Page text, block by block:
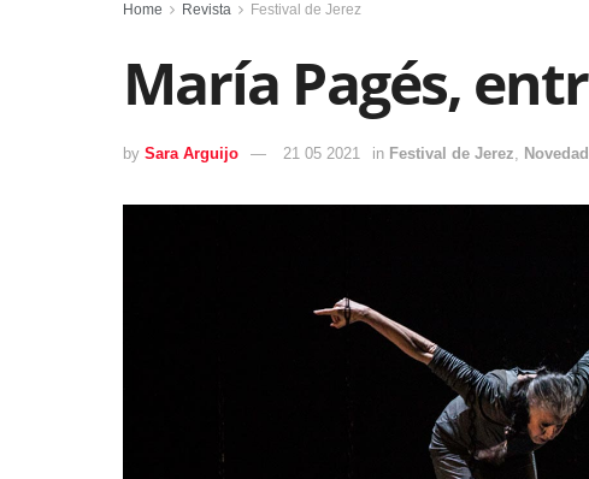
Home Revista Festival de Jerez
María Pagés,
by Sara Arguijo 21 05 2021 in Festival de Jerez,